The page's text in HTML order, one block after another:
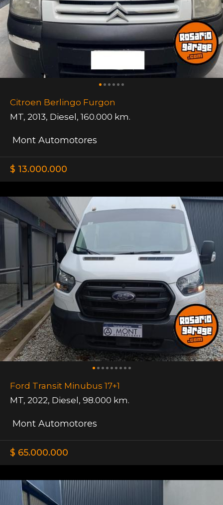
Citroen Berlingo Furgon
MT, 2013, Diesel, 160.000 km.
Mont Automotores
$ 13.000.000
Ford Transit Minubus 17+1
MT, 2022, Diesel, 98.000 km.
Mont Automotores
$ 65.000.000